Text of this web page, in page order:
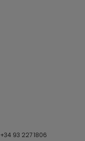
+34 93 227 1806